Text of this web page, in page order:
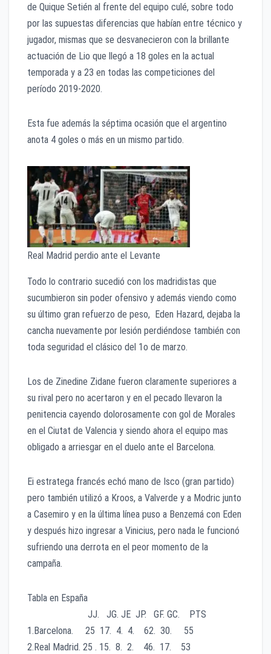
de Quique Setién al frente del equipo culé, sobre todo
por las supuestas diferencias que habían entre técnico y
jugador, mismas que se desvanecieron con la brillante
actuación de Lio que llegó a 18 goles en la actual
temporada y a 23 en todas las competiciones del
período 2019-2020.
Esta fue además la séptima ocasión que el argentino
anota 4 goles o más en un mismo partido.
Real Madrid perdio ante el Levante
Todo lo contrario sucedió con los madridistas que
sucumbieron sin poder ofensivo y además viendo como
su último gran refuerzo de peso, Eden Hazard, dejaba la
cancha nuevamente por lesión perdiéndose también con
toda seguridad el clásico del 1o de marzo.
Los de Zinedine Zidane fueron claramente superiores a
su rival pero no acertaron y en el pecado llevaron la
penitencia cayendo dolorosamente con gol de Morales
en el Ciutat de Valencia y siendo ahora el equipo mas
obligado a arriesgar en el duelo ante el Barcelona.
Ei estratega francés echó mano de Isco (gran partido)
pero también utilizó a Kroos, a Valverde y a Modric junto
a Casemiro y en la última línea puso a Benzemá con Eden
y después hizo ingresar a Vinicius, pero nada le funcionó
sufriendo una derrota en el peor momento de la
campaña.
Tabla en España
JJ. JG. JE JP. GF. GC. PTS
1.Barcelona. 25 17. 4. 4. 62. 30. 55
2.Real Madrid. 25 . 15. 8. 2. 46. 17. 53